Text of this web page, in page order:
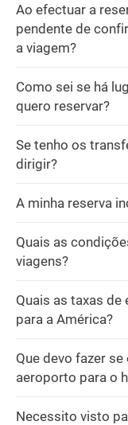
Ao efectuar a
pendente de
a viagem?
Como sei se há
quero reservar?
Se tenho os
dirigir?
A minha reserva
Quais as
viagens?
Quais as taxas de
para a América?
Que devo fazer
aeroporto para o
Necessito visto